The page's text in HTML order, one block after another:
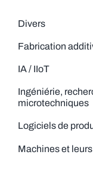
Divers
Fabrication
IA / IIoT
Ingéniérie,
microtechniques
Logiciels de
Machines et